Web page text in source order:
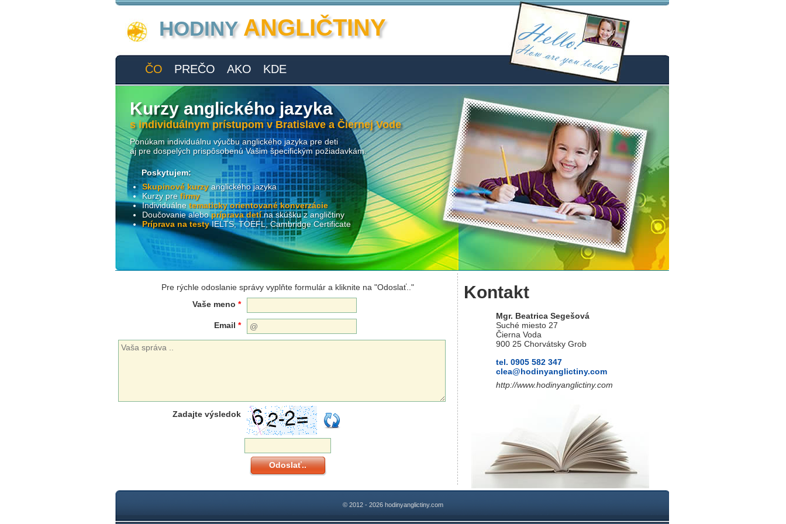
HODINY ANGLIČTINY
Kurzy anglického jazyka
s individuálnym prístupom v Bratislave a Čiernej Vode
Ponúkam individuálnu výučbu anglického jazyka pre deti
aj pre dospelých prispôsobenú Vašim špecifickým požiadavkám.
Poskytujem:
Skupinové kurzyanglického jazyka
Kurzy pre firmy
Individuálne tematicky orientované konverzácie
Doučovanie alebopríprava detína skúšku z angličtiny
Príprava na testyIELTS, TOEFL, Cambridge Certificate
ČO PREČO AKO KDE
Pre rýchle odoslanie správy vyplňte formulár a kliknite na "Odoslať.."
Vaše meno *
Email *
Zadajte výsledok
Odoslať..
Kontakt
Mgr. Beatrica Segešová
Suché miesto 27
Čierna Voda
900 25 Chorvátsky Grob
tel. 0905 582 347
clea@hodinyanglictiny.com
http://www.hodinyanglictiny.com
© 2012 - 2026 hodinyanglictiny.com